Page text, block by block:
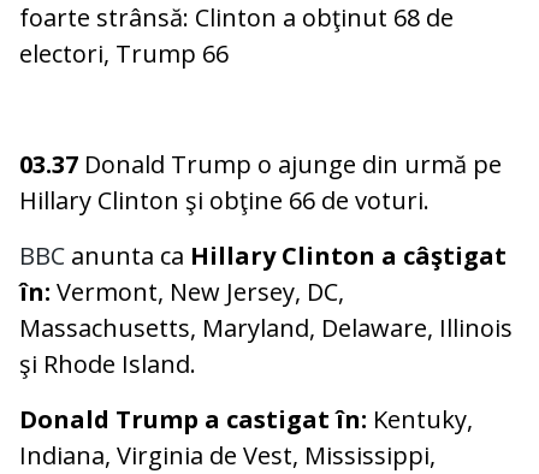
foarte strânsă: Clinton a obţinut 68 de
electori, Trump 66
03.37 Donald Trump o ajunge din urmă pe
Hillary Clinton şi obţine 66 de voturi.
BBC anunta ca Hillary Clinton a câştigat
în: Vermont, New Jersey, DC,
Massachusetts, Maryland, Delaware, Illinois
şi Rhode Island.
Donald Trump a castigat în: Kentuky,
Indiana, Virginia de Vest, Mississippi,